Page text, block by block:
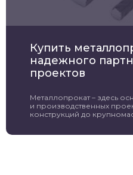
Купить
надежного
проектов
Металлопрокат – здесь
и производственных
конструкций до